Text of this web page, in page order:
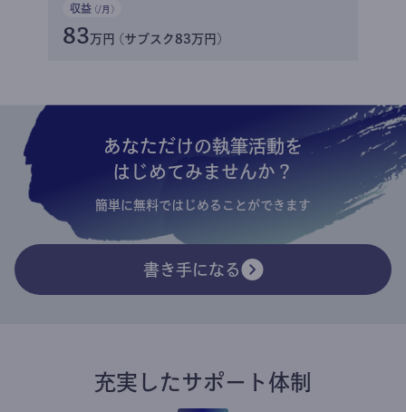
収益 (/月)
83万円 (サブスク83万円)
あなただけの執筆活動を
はじめてみませんか？
簡単に無料ではじめることができます
書き手になる
充実したサポート体制